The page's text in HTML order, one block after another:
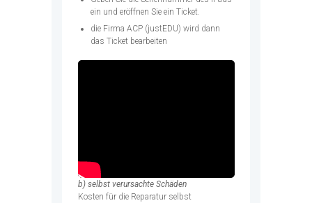
ein und eröffnen Sie ein Ticket.
die Firma ACP (justEDU) wird dann
das Ticket bearbeiten
b) selbst verursachte Schäden
Kosten für die Reparatur selbst